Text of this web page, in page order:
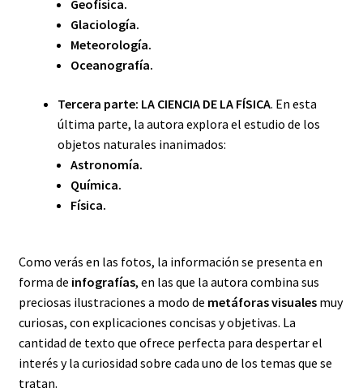
Geofísica.
Glaciología.
Meteorología.
Oceanografía.
Tercera parte: LA CIENCIA DE LA FÍSICA. En esta
última parte, la autora explora el estudio de los
objetos naturales inanimados:
Astronomía.
Química.
Física.
Como verás en las fotos, la información se presenta en
forma de infografías, en las que la autora combina sus
preciosas ilustraciones a modo de metáforas visualesmuy
curiosas, con explicaciones concisas y objetivas. La
cantidad de texto que ofrece perfecta para despertar el
interés y la curiosidad sobre cada uno de los temas que se
tratan.